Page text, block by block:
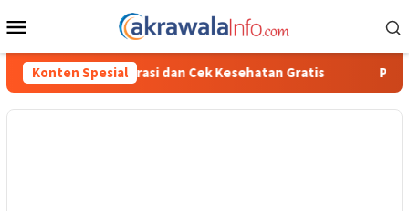
ke
Mobile
Konten Spesial
dan Cek Kesehatan Gratis Polisi Ungkap Kasus